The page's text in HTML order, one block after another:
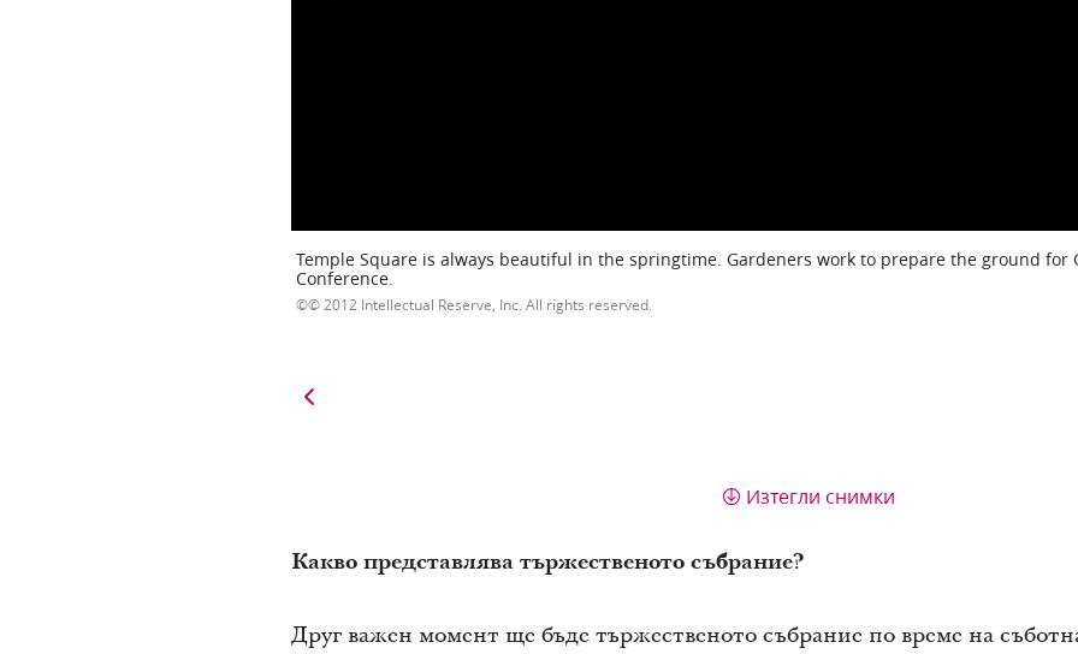
Temple Square is always beautiful in the springtime. Gardeners work to prepare the ground for
Conference.
© 2012 Intellectual Reserve, Inc. All rights reserved.
Изтегли снимки
Какво представлява тържественото събрание?
Друг важен момент ще бъде тържественото събрание по време на